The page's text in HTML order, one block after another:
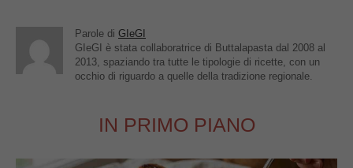
Parole di GIeGI
GIeGI è stata collaboratrice di Buttalapasta dal 2008 al
2013, spaziando tra tutte le tipologie di ricette, con un
occhio di riguardo a quelle della tradizione regionale.
IN PRIMO PIANO